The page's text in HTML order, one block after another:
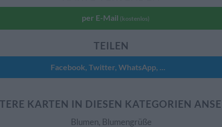
per E-Mail (kostenlos)
TEILEN
Facebook, Twitter, WhatsApp, ...
KARTEN IN DIESEN KATEGORIEN
Blumen, Blumengrüße